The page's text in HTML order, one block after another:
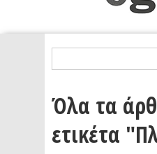
Όλα τα
ετικέτα